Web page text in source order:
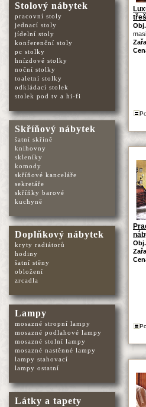
Stolový nábytek
pracovní stoly
jednací stoly
jídelní stoly
konferenční stoly
pc stolky
hnízdové stolky
noční stolky
toaletní stolky
odkládací stolek
stolek pod tv a hi-fi
Skříňový nábytek
šatní skříně
knihovny
skleníky
komody
skříňové kanceláře
sekretáře
skříňky barové
kuchyně
Doplňkový nábytek
kryty radiátorů
hodiny
šatní stěny
obložení
zrcadla
Lampy
mosazné stropní lampy
mosazné podlahové lampy
mosazné stolní lampy
mosazné nastěnné lampy
lampy stahovací
lampy ostatní
Látky a tapety